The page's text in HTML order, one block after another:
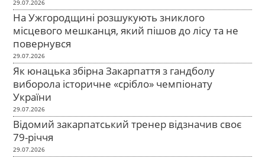
29.07.2026
На Ужгородщині розшукують зниклого
місцевого мешканця, який пішов до лісу та не
повернувся
29.07.2026
Як юнацька збірна Закарпаття з гандболу
виборола історичне «срібло» чемпіонату
України
29.07.2026
Відомий закарпатський тренер відзначив своє
79-річчя
29.07.2026